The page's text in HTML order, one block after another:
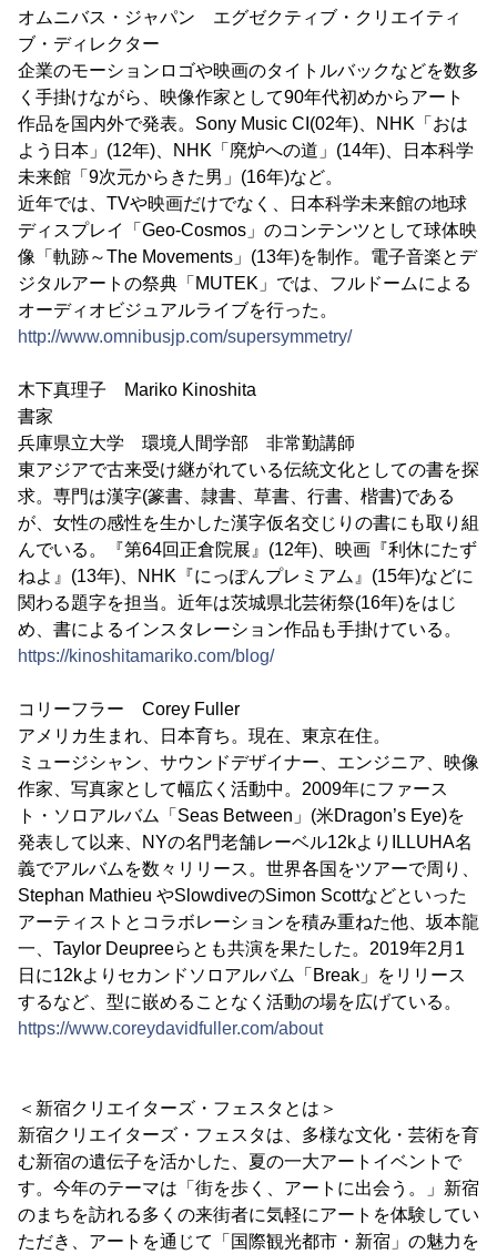
オムニバス・ジャパン エグゼクティブ・クリエイティ
ブ・ディレクター
企業のモーションロゴや映画のタイトルバックなどを数多
く手掛けながら、映像作家として90年代初めからアート
作品を国内外で発表。Sony Music CI(02年)、NHK「おは
よう日本」(12年)、NHK「廃炉への道」(14年)、日本科学
未来館「9次元からきた男」(16年)など。
近年では、TVや映画だけでなく、日本科学未来館の地球
ディスプレイ「Geo-Cosmos」のコンテンツとして球体映
像「軌跡～The Movements」(13年)を制作。電子音楽とデ
ジタルアートの祭典「MUTEK」では、フルドームによる
オーディオビジュアルライブを行った。
http://www.omnibusjp.com/supersymmetry/
木下真理子 Mariko Kinoshita
書家
兵庫県立大学 環境人間学部 非常勤講師
東アジアで古来受け継がれている伝統文化としての書を探
求。専門は漢字(篆書、隷書、草書、行書、楷書)である
が、女性の感性を生かした漢字仮名交じりの書にも取り組
んでいる。『第64回正倉院展』(12年)、映画『利休にたず
ねよ』(13年)、NHK『にっぽんプレミアム』(15年)などに
関わる題字を担当。近年は茨城県北芸術祭(16年)をはじ
め、書によるインスタレーション作品も手掛けている。
https://kinoshitamariko.com/blog/
コリーフラー Corey Fuller
アメリカ生まれ、日本育ち。現在、東京在住。
ミュージシャン、サウンドデザイナー、エンジニア、映像
作家、写真家として幅広く活動中。2009年にファース
ト・ソロアルバム「Seas Between」(米Dragon’s Eye)を
発表して以来、NYの名門老舗レーベル12kよりILLUHA名
義でアルバムを数々リリース。世界各国をツアーで周り、
Stephan Mathieu やSlowdiveのSimon Scottなどといった
アーティストとコラボレーションを積み重ねた他、坂本龍
一、Taylor Deupreeらとも共演を果たした。2019年2月1
日に12kよりセカンドソロアルバム「Break」をリリース
するなど、型に嵌めることなく活動の場を広げている。
https://www.coreydavidfuller.com/about
＜新宿クリエイターズ・フェスタとは＞
新宿クリエイターズ・フェスタは、多様な文化・芸術を育
む新宿の遺伝子を活かした、夏の一大アートイベントで
す。今年のテーマは「街を歩く、アートに出会う。」新宿
のまちを訪れる多くの来街者に気軽にアートを体験してい
ただき、アートを通じて「国際観光都市・新宿」の魅力を